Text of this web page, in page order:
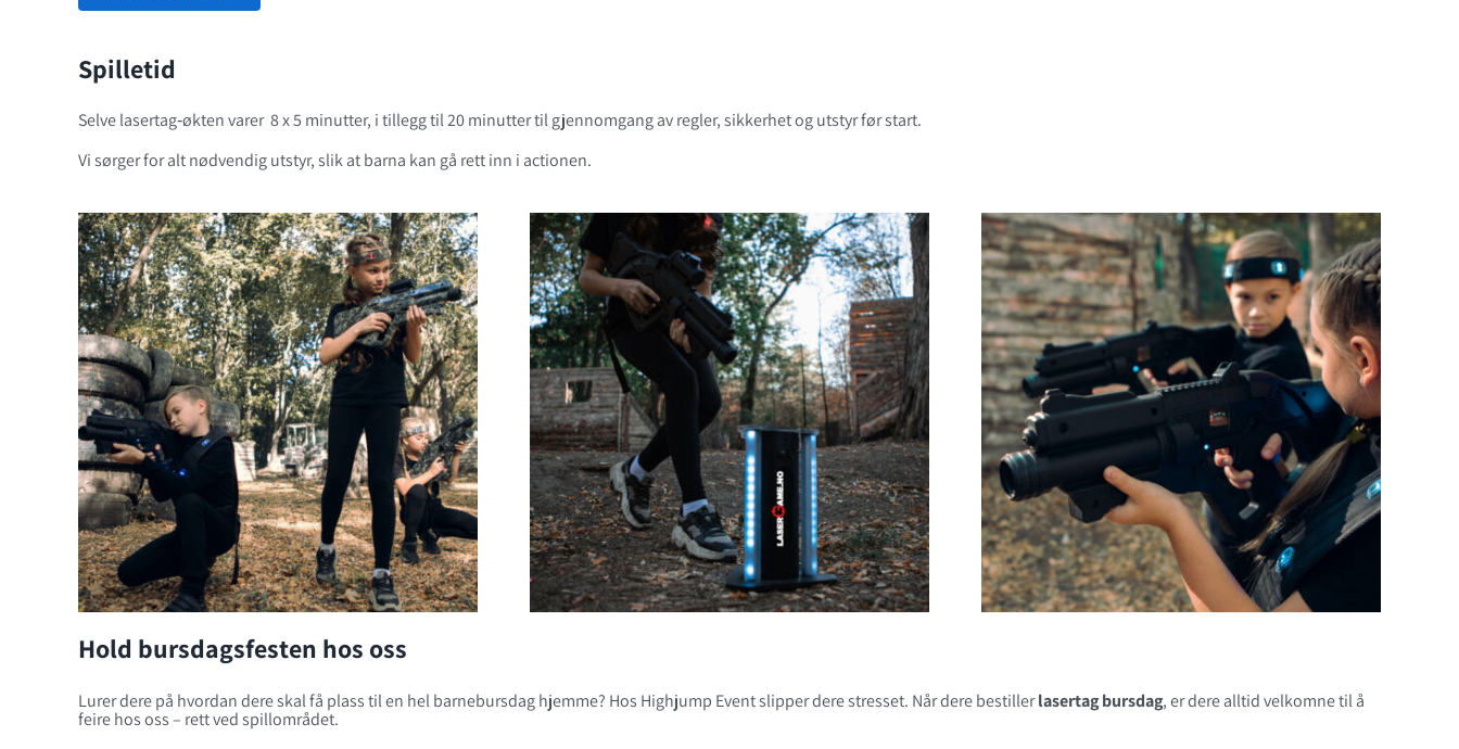
Spilletid
Selve lasertag‑økten varer 8 x 5 minutter, i tillegg til 20 minutter til gjennomgang av regler, sikkerhet og utstyr før start.
Vi sørger for alt nødvendig utstyr, slik at barna kan gå rett inn i actionen.
Hold bursdagsfesten hos oss
Lurer dere på hvordan dere skal få plass til en hel barnebursdag hjemme? Hos Highjump Event slipper dere stresset. Når dere bestillerlasertag bursdag, er dere alltid velkomne til å
feire hos oss – rett ved spillområdet.